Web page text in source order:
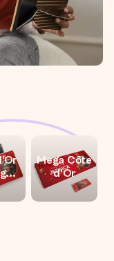
Mega Côte
d'Or